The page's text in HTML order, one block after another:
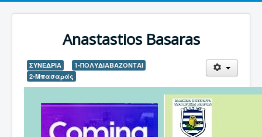
Anastastios Basaras
ΣΥΝΕΔΡΙΑ
1-ΠΟΛΥΔΙΑΒΑΖΟΝΤΑΙ
2-Μπασαράς